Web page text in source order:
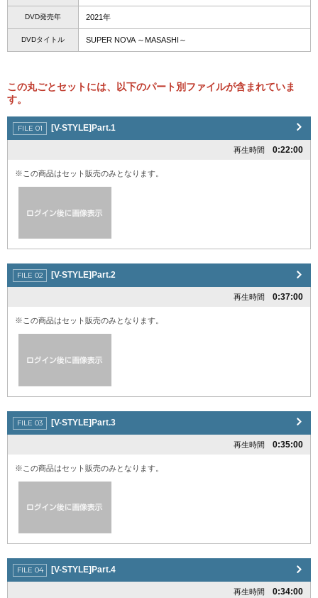
DVD発売年 2021年
DVDタイトル SUPER NOVA ～MASASHI～
この丸ごとセットには、以下のパート別ファイルが含まれていま
す。
[V-STYLE]Part.1
再生時間 0:22:00
※この商品はセット販売のみとなります。
[V-STYLE]Part.2
再生時間 0:37:00
※この商品はセット販売のみとなります。
[V-STYLE]Part.3
再生時間 0:35:00
※この商品はセット販売のみとなります。
[V-STYLE]Part.4
再生時間 0:34:00